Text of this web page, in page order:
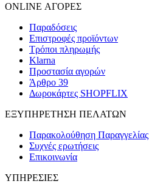
ONLINE ΑΓΟΡΕΣ
Παραδόσεις
Επιστροφές προϊόντων
Τρόποι πληρωμής
Klarna
Προστασία αγορών
Άρθρο 39
Δωροκάρτες SHOPFLIX
ΕΞΥΠΗΡΕΤΗΣΗ ΠΕΛΑΤΩΝ
Παρακολούθηση Παραγγελίας
Συχνές ερωτήσεις
Επικοινωνία
ΥΠΗΡΕΣΙΕΣ